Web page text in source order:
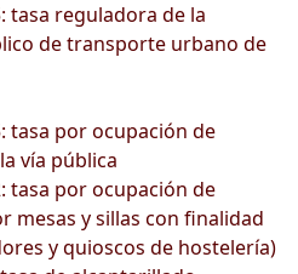
tasa reguladora de la
de transporte urbano de
tasa por ocupación de
vía pública
tasa por ocupación de
mesas y sillas con finalidad
y quioscos de hostelería)